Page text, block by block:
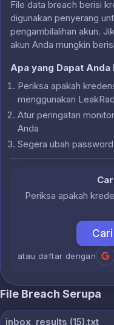
File data breach berisi
digunakan penyerang
pengambilalihan akun.
akun Anda mungkin
Apa yang Dapat Anda
Periksa apakah
menggunakan
Atur peringatan
Anda
Segera ubah
Periksa apakah
atau daftar dengan
File Breach Serupa
inbox_results (15).txt